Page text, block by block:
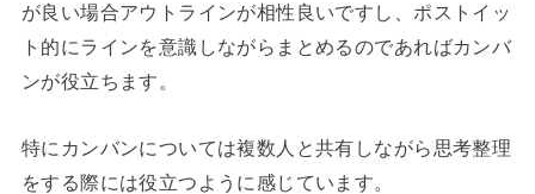
が良い場合アウトラインが相性良いですし、ポストイッ
ト的にラインを意識しながらまとめるのであればカンバ
ンが役立ちます。
特にカンバンについては複数人と共有しながら思考整理
をする際には役立つように感じています。